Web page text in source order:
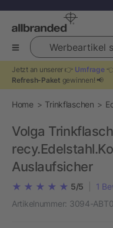
Werbeartikel suchen...
Jetzt an unserer 👉 Umfrage
Refresh-Paket gewinnen! 📢
Home Trinkflaschen
Volga
Auslaufsicher
5/5 1
Artikelnummer: 3094-